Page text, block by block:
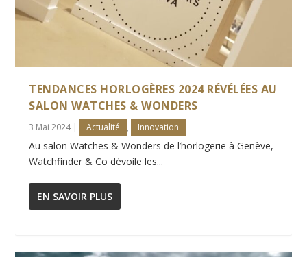
TENDANCES HORLOGÈRES 2024 RÉVÉLÉES AU
SALON WATCHES & WONDERS
3 Mai 2024| Actualité , Innovation
Au salon Watches & Wonders de l’horlogerie à Genève,
Watchfinder & Co dévoile les...
EN SAVOIR PLUS